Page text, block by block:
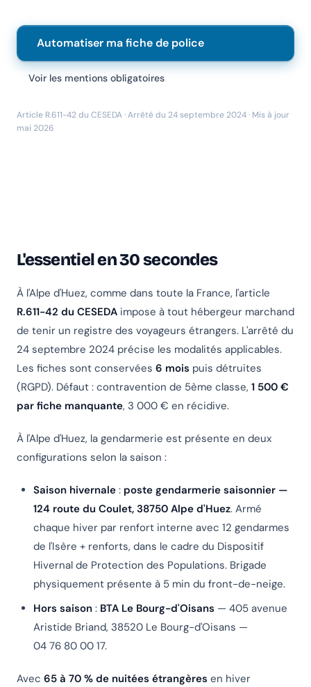
Automatiser ma fiche de police
Voir les mentions obligatoires
Article R.611-42 du CESEDA · Arrêté du 24 septembre 2024 · Mis à jour
mai 2026
L'essentiel en 30 secondes
À l'Alpe d'Huez, comme dans toute la France, l'article
R.611-42 du CESEDA impose à tout hébergeur marchand
de tenir un registre des voyageurs étrangers. L'arrêté du
24 septembre 2024 précise les modalités applicables.
Les fiches sont conservées 6 mois puis détruites
(RGPD). Défaut : contravention de 5ème classe, 1 500 €
par fiche manquante, 3 000 € en récidive.
À l'Alpe d'Huez, la gendarmerie est présente en deux
configurations selon la saison :
Saison hivernale : poste gendarmerie saisonnier —
124 route du Coulet, 38750 Alpe d'Huez. Armé
chaque hiver par renfort interne avec 12 gendarmes
de l'Isère + renforts, dans le cadre du Dispositif
Hivernal de Protection des Populations. Brigade
physiquement présente à 5 min du front-de-neige.
Hors saison : BTA Le Bourg-d'Oisans — 405 avenue
Aristide Briand, 38520 Le Bourg-d'Oisans —
04 76 80 00 17.
Avec 65 à 70 % de nuitées étrangères en hiver